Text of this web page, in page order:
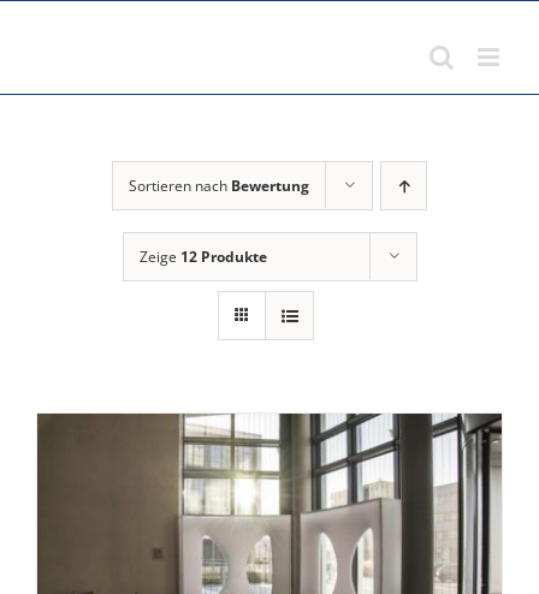
Sortieren nach Bewertung
Zeige 12 Produkte